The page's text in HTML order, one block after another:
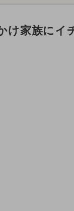
け家族にイ